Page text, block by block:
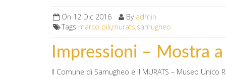
On 12 Dic 2016 By admin
Tags marco pili,murats,samugheo
Impressioni – Mostra
Il Comune di Samugheo e il MURATS – Museo Unico